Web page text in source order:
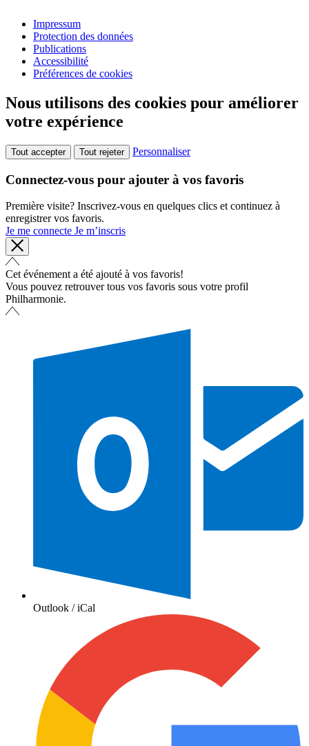
Impressum
Protection des données
Publications
Accessibilité
Préférences de cookies
Nous utilisons des cookies pour améliorer
votre expérience
Tout accepter Tout rejeter Personnaliser
Connectez-vous pour ajouter à vos favoris
Première visite? Inscrivez-vous en quelques clics et continuez à
enregistrer vos favoris.
Je me connecte Je m’inscris
Cet événement a été ajouté à vos favoris!
Vous pouvez retrouver tous vos favoris sous votre profil
Philharmonie.
Outlook / iCal